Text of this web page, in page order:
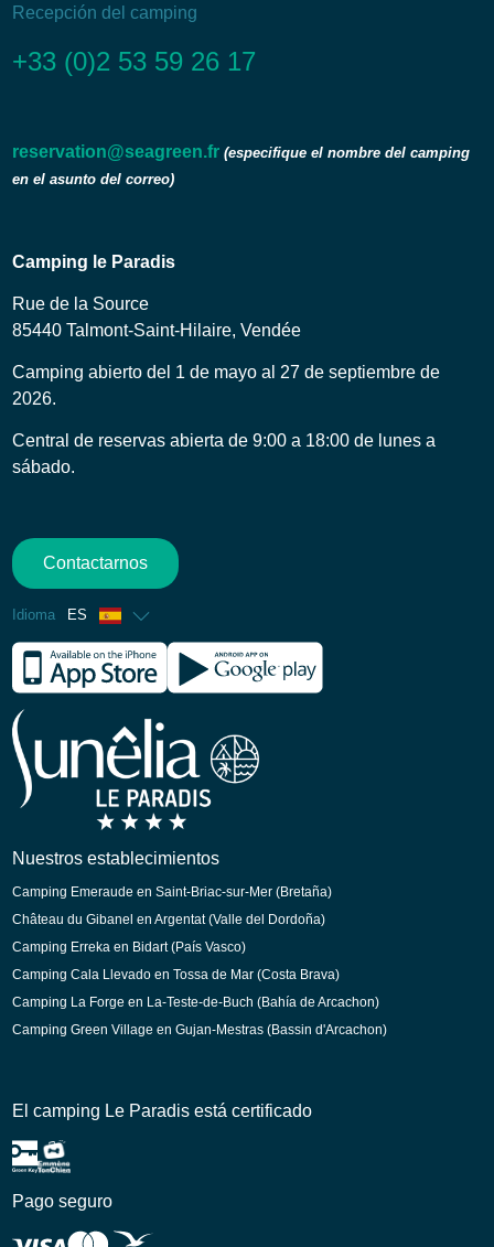
Recepción del camping
+33 (0)2 53 59 26 17
reservation@seagreen.fr (especifique el nombre del camping
en el asunto del correo)
Camping le Paradis
Rue de la Source
85440 Talmont-Saint-Hilaire, Vendée
Camping abierto del 1 de mayo al 27 de septiembre de
2026.
Central de reservas abierta de 9:00 a 18:00 de lunes a
sábado.
Contactarnos
Idioma ES
Francés
Inglés
Holandés
Nuestros establecimientos
Camping Emeraude en Saint-Briac-sur-Mer (Bretaña)
Château du Gibanel en Argentat (Valle del Dordoña)
Camping Erreka en Bidart (País Vasco)
Camping Cala Llevado en Tossa de Mar (Costa Brava)
Camping La Forge en La-Teste-de-Buch (Bahía de Arcachon)
Camping Green Village en Gujan-Mestras (Bassin d'Arcachon)
El camping Le Paradis está certificado
Pago seguro